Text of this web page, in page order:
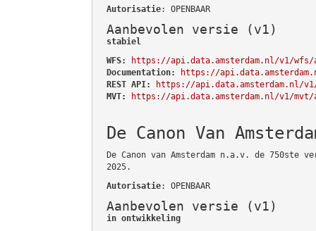
Autorisatie: OPENBAAR
Aanbevolen versie (v1)
stabiel
WFS:
https://api.data.amsterdam.nl/v1/
Documentation:
https://
REST API:
https://api.data.amsterdam.nl/
MVT:
https://api.data.amsterdam.nl/v1/
De Canon Van
De Canon van Amsterdam n.a.v. de 750ste
2025.
Autorisatie: OPENBAAR
Aanbevolen versie (v1)
in ontwikkeling